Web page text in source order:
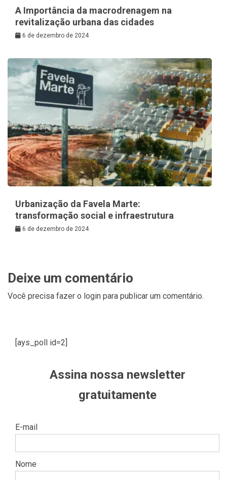
A Importância da macrodrenagem na
revitalização urbana das cidades
6 de dezembro de 2024
Urbanização da Favela Marte:
transformação social e infraestrutura
6 de dezembro de 2024
Deixe um comentário
Você precisa fazer o login para publicar um comentário.
[ays_poll id=2]
Assina nossa newsletter
gratuitamente
E-mail
Nome